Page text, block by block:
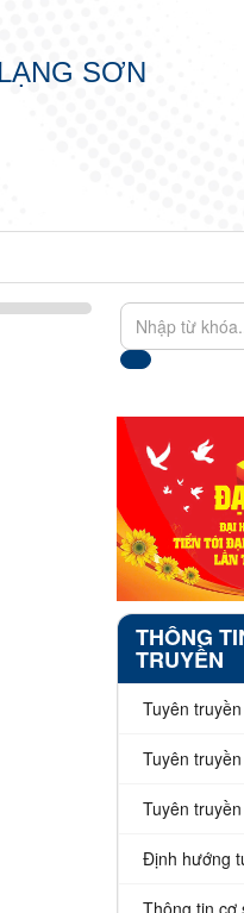
SƠN
THÔNG
TRUYỀN
Tuyên
Tuyên
Tuyên
Định hướng
Thông tin cơ